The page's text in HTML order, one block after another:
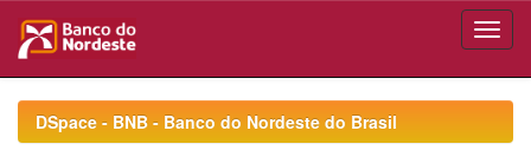
navigationDSpace - BNB - Banco do Nordeste do Brasil